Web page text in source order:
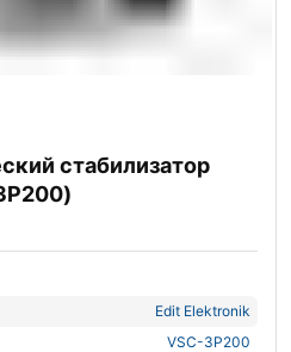
стабилизатор
Edit Elektronik
VSC-3P200